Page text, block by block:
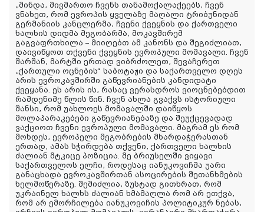
„მინდა, მივმართო ჩვენს თანამოქალაქეებს, ჩვენ
ვნახეთ, რომ ევროპის ყველაზე მაღალი ტრიბუნიდან
გერმანიის კანცლერმა, ჩვენი ქვეყნის და ქართველი
ხალხის დიდმა მეგობარმა, მოკავშირემ
გაგვაფრთხილა – მიიღებთ ამ კანონს და შეგიძლიათ,
დაივიწყოთ თქვენი ქვეყნის ევროპული მომავალი. ჩვენ
შარშან, მარტში ერთად ვიბრძოლეთ, შევაჩერეთ
„ქართული ოცნების“ საბოტაჟი და საქართველო დღეს
არის ევროკავშირში გაწევრიანების კანდიდატი
ქვეყანა. ეს არის ის, რასაც ვერასდროს ვიოცნებებდით
რამდენიმე წლის წინ. ჩვენ ახლა გვაქვს ისტორიული
შანსი, რომ უახლოეს მომავალში დაიწყოს
მოლაპარაკებები გაწევრიანებაზე და შეუქცევადად
ვაქციოთ ჩვენი ევროპული მომავალი. მაგრამ ეს რომ
მოხდეს, ევროპელი მეგობრების მხარდაჭერასთან
ერთად, ამას სჭირდება თქვენი, ქართველი ხალხის
ძალიან მტკიცე პოზიცია. მე ბრიუსელში ვიყავი
საქართველოს ელჩი, როდესაც იანუკოვიჩმა უარი
განაცხადა ევროკავშირთან ასოცირების შეთანხმების
ხელმოწერაზე. შემიძლია, ზუსტად გითხრათ, რომ
უკრაინელ ხალხს ძალიან ხმამაღლა რომ არ ეთქვა,
რომ არ ემორჩილება იანუკოვიჩის პოლიტიკურ ნებას,